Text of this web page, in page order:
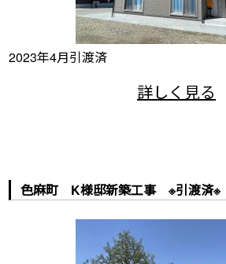
2023年4月引渡済
色麻町 K様邸新築工事 ※引渡済※